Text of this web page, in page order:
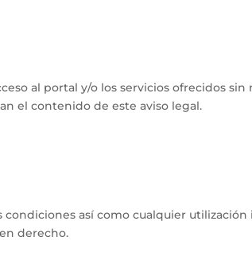
al portal y/o los servicios ofrecidos
el contenido de este aviso legal.
así como cualquier
derecho.